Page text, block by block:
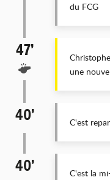
du FCG
47’
une
40’ C'est
40’
C'est la